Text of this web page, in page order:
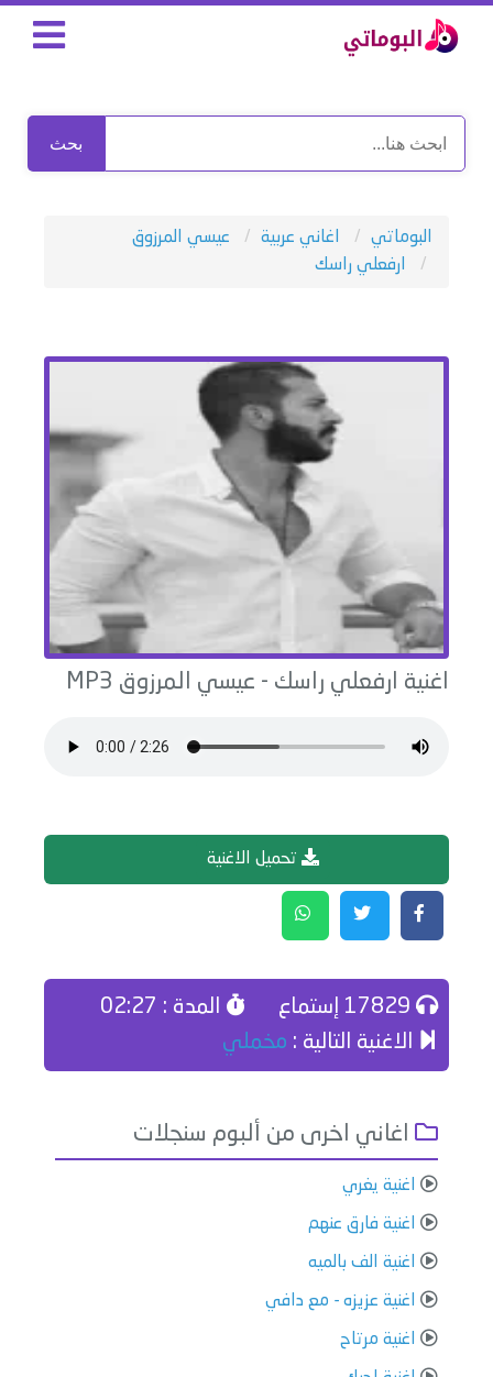
بحث
البوماتي اغاني عربية
عيسي المرزوق
ارفعلي راسك
اغنية ارفعلي راسك - عيسي المرزوق
تحميل الاغنية
المدة : 02:27
الاغنية التالية : مخملي
اغاني اخرى من ألبوم سنجلات
اغنية يغري
اغنية فارق عنهم
اغنية الف بالميه
اغنية عزيزه - مع دافي
اغنية مرتاح